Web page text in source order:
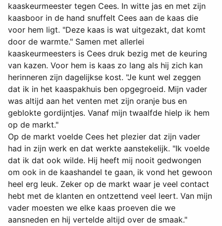
kaaskeurmeester tegen Cees. In witte jas en met zijn
kaasboor in de hand snuffelt Cees aan de kaas die
voor hem ligt. "Deze kaas is wat uitgezakt, dat komt
door de warmte." Samen met allerlei
kaaskeurmeesters is Cees druk bezig met de keuring
van kazen. Voor hem is kaas zo lang als hij zich kan
herinneren zijn dagelijkse kost. "Je kunt wel zeggen
dat ik in het kaaspakhuis ben opgegroeid. Mijn vader
was altijd aan het venten met zijn oranje bus en
geblokte gordijntjes. Vanaf mijn twaalfde hielp ik hem
op de markt."
Op de markt voelde Cees het plezier dat zijn vader
had in zijn werk en dat werkte aanstekelijk. "Ik voelde
dat ik dat ook wilde. Hij heeft mij nooit gedwongen
om ook in de kaashandel te gaan, ik vond het gewoon
heel erg leuk. Zeker op de markt waar je veel contact
hebt met de klanten en ontzettend veel leert. Van mijn
vader moesten we elke kaas proeven die we
aansneden en hij vertelde altijd over de smaak."